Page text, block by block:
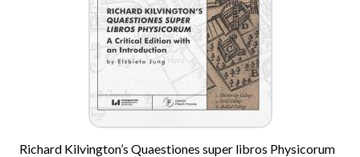
Richard Kilvington’s Quaestiones super libros Physicorum